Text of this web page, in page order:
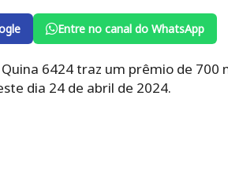
Entre no canal do WhatsApp
6424 traz um prêmio de 700
dia 24 de abril de 2024.